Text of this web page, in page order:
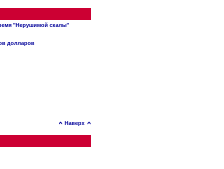
"Нерушимой скалы"
долларов
Наверх